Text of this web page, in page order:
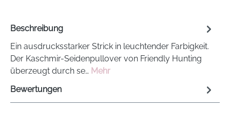
Beschreibung
Ein ausdrucksstarker Strick in leuchtender Farbigkeit.
Der Kaschmir-Seidenpullover von Friendly Hunting
überzeugt durch se… Mehr
Bewertungen